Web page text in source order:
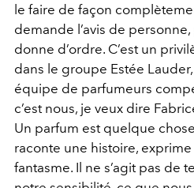
le faire de façon
demande l’avis de
donne d’ordre. C’est un
dans le groupe Estée
équipe de parfumeurs
c’est nous, je veux dire
Un parfum est quelque
raconte une histoire,
fantasme. Il ne s’agit pas de